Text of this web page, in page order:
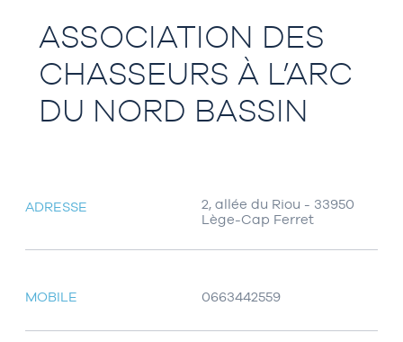
ASSOCIATION DES
CHASSEURS À L’ARC
DU NORD BASSIN
ADRESSE
2, allée du Riou - 33950
Lège-Cap Ferret
MOBILE 0663442559